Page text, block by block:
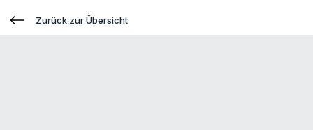
Zurück zur Übersicht